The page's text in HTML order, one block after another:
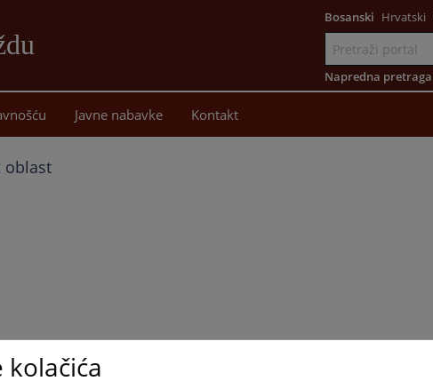
sadržaj
Bosanski Hrvatski
Napredna pretraga
Javne nabavke Kontakt
oblast
kolačića